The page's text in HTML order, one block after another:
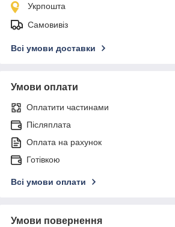
Укрпошта
Самовивіз
Всі умови доставки
Умови оплати
Оплатити частинами
Післяплата
Оплата на рахунок
Готівкою
Всі умови оплати
Умови повернення